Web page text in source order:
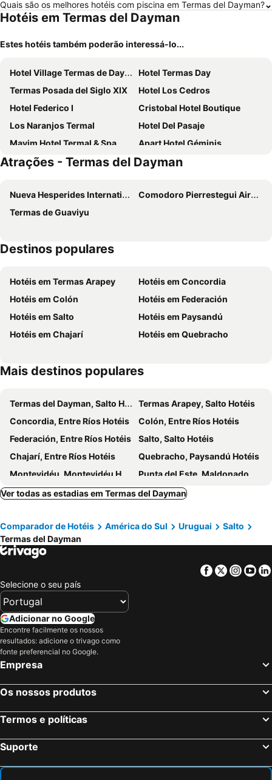
Quais são os melhores hotéis com piscina em Termas del Dayman?
Hotéis em Termas del Dayman
Estes hotéis também poderão interessá-lo...
Hotel Village Termas de Dayman
Hotel Termas Day
Termas Posada del Siglo XIX
Hotel Los Cedros
Hotel Federico I
Cristobal Hotel Boutique
Los Naranjos Termal
Hotel Del Pasaje
Mayim Hotel Termal & Spa
Apart Hotel Géminis
Hotel La Posta del Dayman
Hotel Termal Dayman
H2O Termal
Atrações - Termas del Dayman
Nueva Hesperides International Airport
Comodoro Pierrestegui Airport
Termas de Guaviyu
Destinos populares
Hotéis em Termas Arapey
Hotéis em Concordia
Hotéis em Colón
Hotéis em Federación
Hotéis em Salto
Hotéis em Paysandú
Hotéis em Chajarí
Hotéis em Quebracho
Mais destinos populares
Termas del Dayman, Salto Hotéis
Termas Arapey, Salto Hotéis
Concordia, Entre Ríos Hotéis
Colón, Entre Ríos Hotéis
Federación, Entre Ríos Hotéis
Salto, Salto Hotéis
Chajarí, Entre Ríos Hotéis
Quebracho, Paysandú Hotéis
Montevidéu, Montevidéu Hotéis
Punta del Este, Maldonado Hotéis
Colonia del Sacramento, Colônia Hotéis
Rivera, Rivera Hotéis
Piriápolis, Maldonado Hotéis
La Paloma, Rocha Hotéis
Ver todas as estadias em Termas del Dayman
Comparador de Hotéis América do Sul Uruguai
Salto
Termas del Dayman
Facebook
Twitter
Selecione o seu país
Adicionar no Google
Encontre facilmente os nossos
resultados: adicione o trivago como
fonte preferencial no Google.
Empresa
Os nossos produtos
Termos e políticas
Suporte